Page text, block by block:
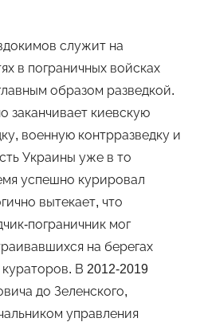
служит на
в пограничных войсках
образом разведкой.
заканчивает киевскую
военную контрразведку и
Украины уже в то
успешно курировал
вытекает, что
пограничник мог
на берегах
В 2012-2019
до Зеленского,
управления